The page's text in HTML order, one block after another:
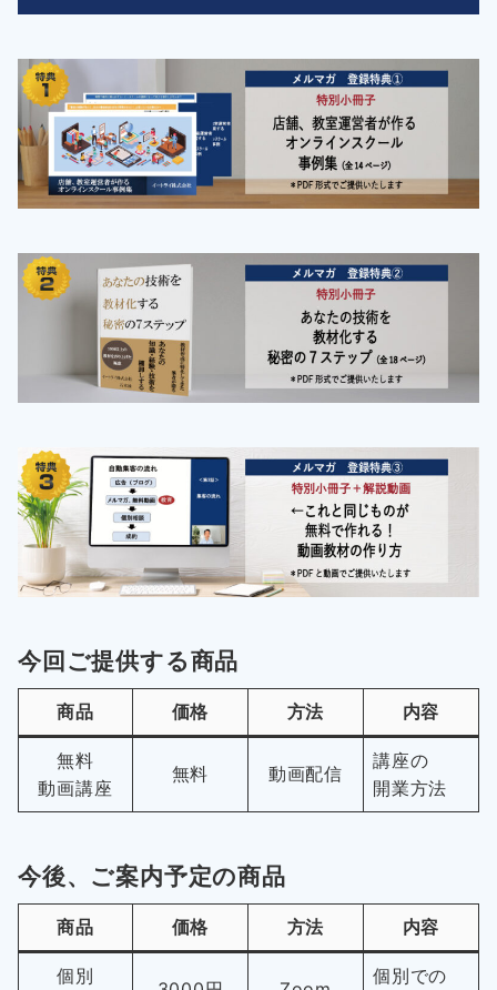
今回ご提供する商品
商品 価格 方法 内容
無料
動画講座
無料 動画配信
講座の
開業方法
今後、ご案内予定の商品
商品 価格 方法 内容
個別 個別での